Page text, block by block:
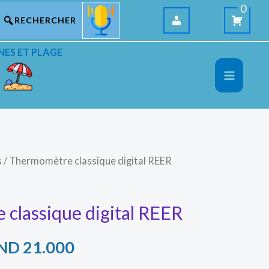
0
ET PLAGE
/ Thermomètre classique digital REER
digital REER
:
21.000
Le
actuel
est :